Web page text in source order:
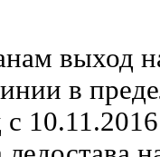
выход
в